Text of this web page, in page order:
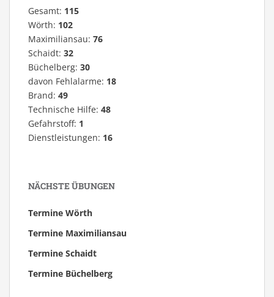
Gesamt: 115
Wörth: 102
Maximiliansau: 76
Schaidt: 32
Büchelberg: 30
davon Fehlalarme: 18
Brand: 49
Technische Hilfe: 48
Gefahrstoff: 1
Dienstleistungen: 16
NÄCHSTE ÜBUNGEN
Termine Wörth
Termine Maximiliansau
Termine Schaidt
Termine Büchelberg